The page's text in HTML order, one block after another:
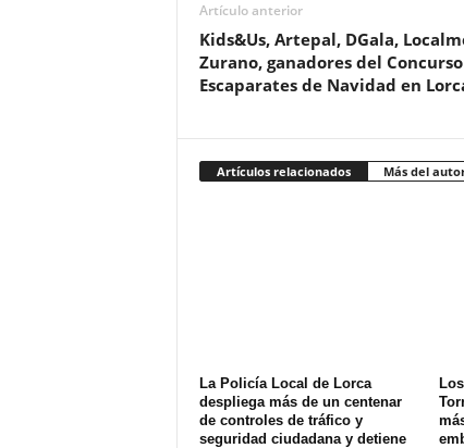
Artículo anterior
Kids&Us, Artepal, DGala,
Zurano, ganadores del
Escaparates de Navidad en
Artículos relacionados Más del
La Policía Local de Lorca
despliega más de un centenar
de controles de tráfico y
seguridad ciudadana y detiene